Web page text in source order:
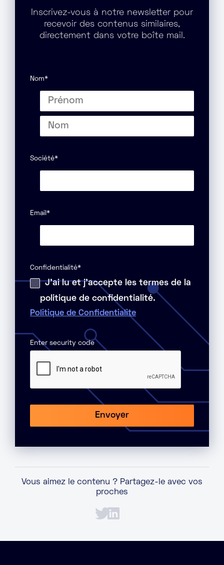
Inscrivez-vous à notre newsletter pour
recevoir des contenus similaires,
directement dans votre boîte mail.
Nom*
Prénom
Société*
Email *
Confidentialité*
J'ai lu et j'accepte les termes de la
politique de confidentialité.
Politique de Confidentialite
Enter security code
Vous aimez le contenu ? Partagez-le avec vos
proches